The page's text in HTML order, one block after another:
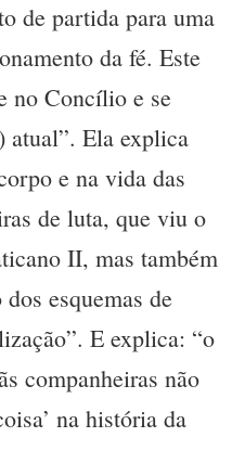
de partida para uma
da fé. Este
no Concílio e se
atual”. Ela explica
e na vida das
de luta, que viu o
II, mas também
esquemas de
E explica: “o
companheiras não
na história da